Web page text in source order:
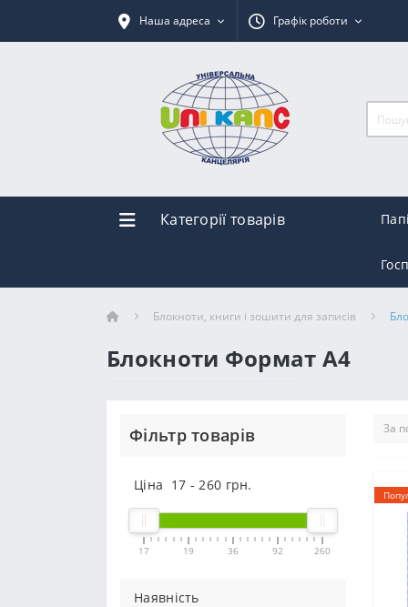
Наша адреса Графік роботи
Категорії товарів
Блокноти, книги і зошити для записів
Блокноти Формат А4
Фільтр товарів
Ціна 17 -260 грн.
17 19 36 92 260
Наявність